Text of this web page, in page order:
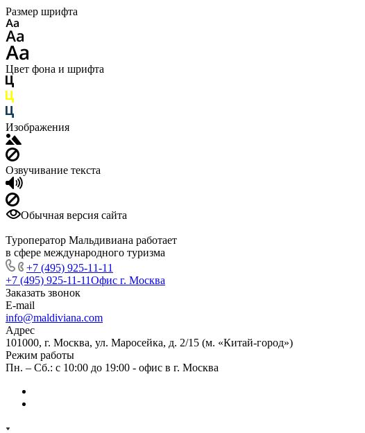
Размер шрифта
Цвет фона и шрифта
Изображения
Озвучивание текста
Обычная версия сайта
Туроператор Мальдивиана работает
в сфере международного туризма
+7 (495) 925-11-11
+7 (495) 925-11-11Офис г. Москва
Заказать звонок
E-mail
info@maldiviana.com
Адрес
101000, г. Москва, ул. Маросейка, д. 2/15 (м. «Китай-город»)
Режим работы
Пн. – Сб.: с 10:00 до 19:00 - офис в г. Москва